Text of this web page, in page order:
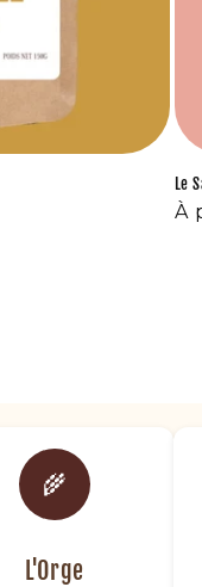
Le
À
🌾
L'Orge